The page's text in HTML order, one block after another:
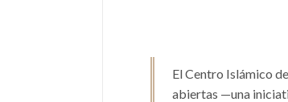
El Centro Islámico
abiertas —una